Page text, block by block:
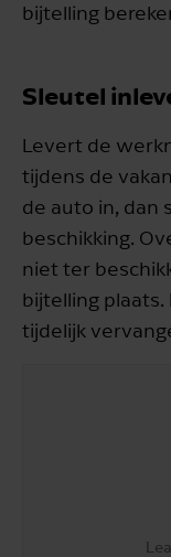
bijtelling
Sleutel
Levert de
tijdens de
de auto in, dan
beschikking.
niet ter
bijtelling
tijdelijk